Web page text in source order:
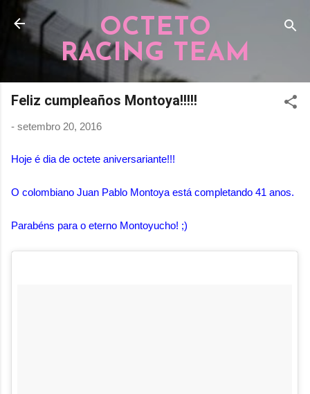
Pular para o conteúdo principal
OCTETO
RACING TEAM
Feliz cumpleaños Montoya!!!!!
- setembro 20, 2016
Hoje é dia de octete aniversariante!!!
O colombiano Juan Pablo Montoya está completando 41 anos.
Parabéns para o eterno Montoyucho! ;)